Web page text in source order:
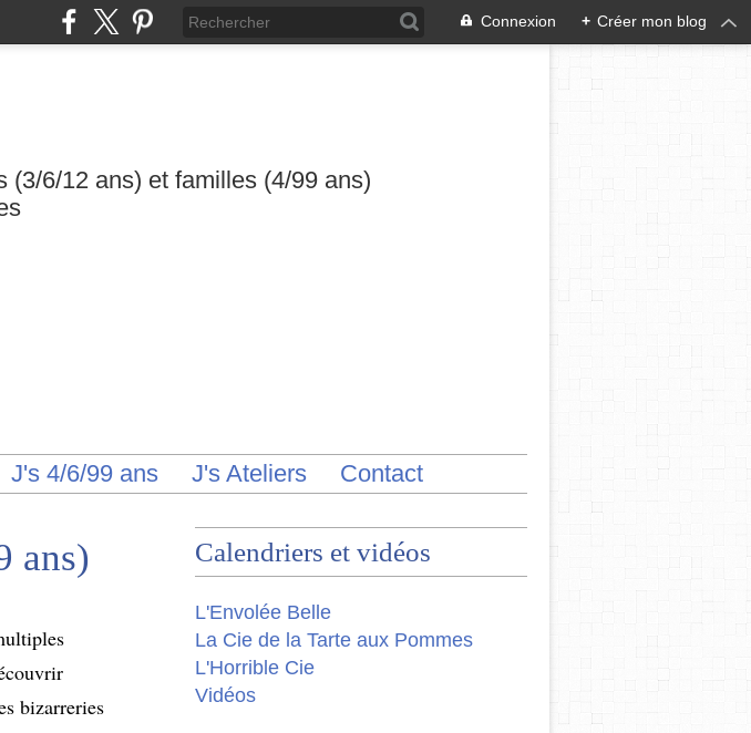
Connexion + Créer mon blog
(3/6/12 ans) et familles (4/99 ans)
J's 4/6/99 ans J's Ateliers Contact
ans)
bizarreries
Calendriers et vidéos
L'Envolée Belle
La Cie de la Tarte aux Pommes
L'Horrible Cie
Vidéos